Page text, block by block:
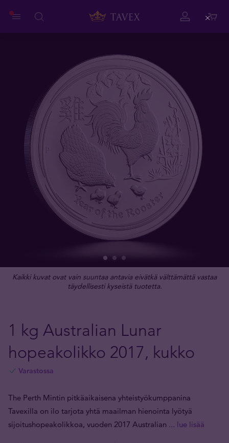
Kaikki kuvat ovat vain suuntaa antavia eivätkä välttämättä vastaa
täydellisesti kyseistä tuotetta.
1 kg Australian Lunar
hopeakolikko 2017, kukko
Varastossa
The Perth Mintin pitkäaikaisena yhteistyökumppanina
Tavexilla on ilo tarjota yhtä maailman hienointa lyötyä
sijoitushopeakolikkoa, vuoden 2017 Australian ... lue lisää
Close